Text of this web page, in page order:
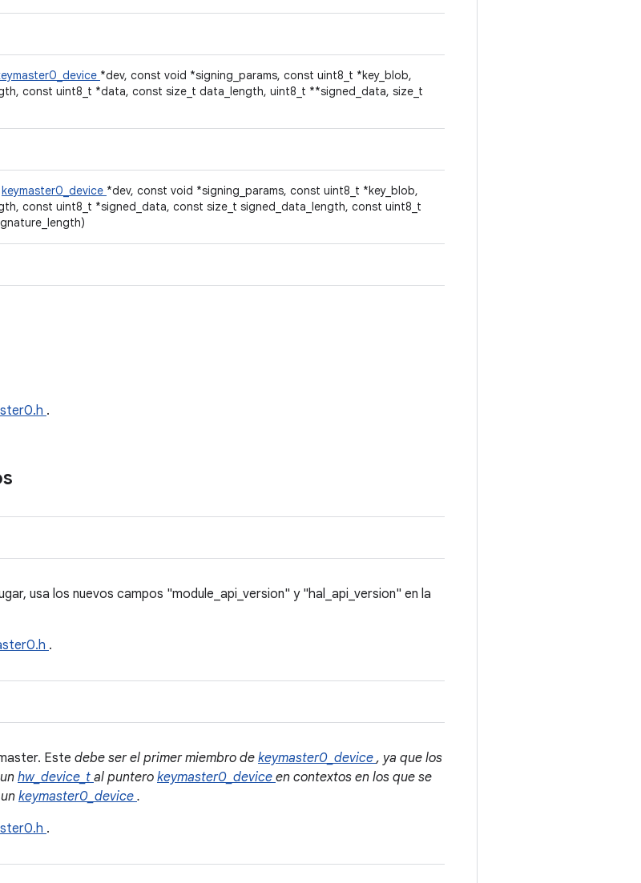
*dev, const void *signing_params, const uint8_t *key_blob,
const uint8_t *data, const size_t data_length, uint8_t **signed_data, size_t
keymaster0_device *dev, const void *signing_params, const uint8_t *key_blob,
const uint8_t *signed_data, const size_t signed_data_length, const uint8_t
.
usa los nuevos campos "module_api_version" y "hal_api_version" en la
.
Este debe ser el primer miembro de keymaster0_device, ya que los
hw_device_t al puntero keymaster0_device en contextos en los que se
keymaster0_device .
.